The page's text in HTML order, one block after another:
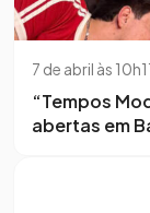
7 de abril às
“Tempos
abertas em